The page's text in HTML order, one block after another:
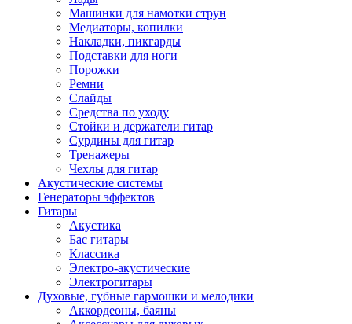
Машинки для намотки струн
Медиаторы, копилки
Накладки, пикгарды
Подставки для ноги
Порожки
Ремни
Слайды
Средства по уходу
Стойки и держатели гитар
Сурдины для гитар
Тренажеры
Чехлы для гитар
Акустические системы
Генераторы эффектов
Гитары
Акустика
Бас гитары
Классика
Электро-акустические
Электрогитары
Духовые, губные гармошки и мелодики
Аккордеоны, баяны